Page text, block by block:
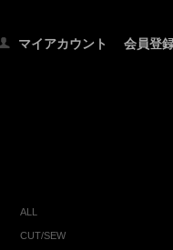
マイアカウント 会員登
ALL
CUT/SEW